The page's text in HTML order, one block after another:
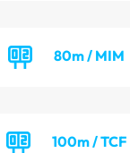
80m / MIM
100m / TCF